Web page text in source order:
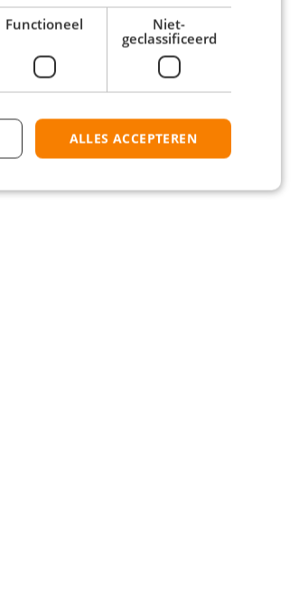
Functioneel
Niet-
geclassificeerd
ALLES ACCEPTEREN